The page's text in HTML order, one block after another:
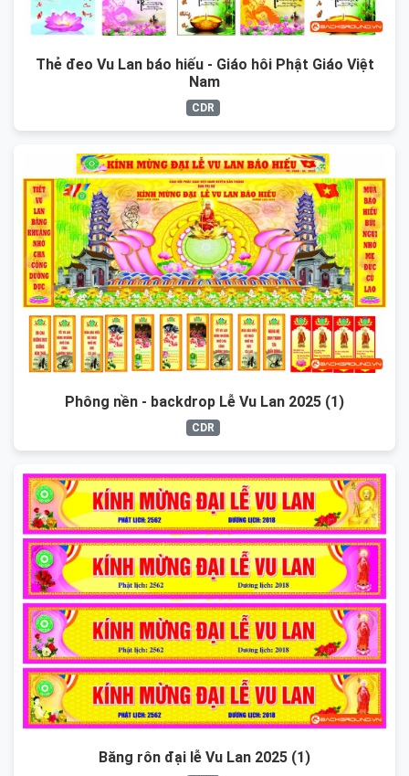
Thẻ đeo Vu Lan báo hiếu - Giáo hôi Phật Giáo Việt
Nam
CDR
Phông nền - backdrop Lễ Vu Lan 2025 (1)
CDR
Băng rôn đại lễ Vu Lan 2025 (1)